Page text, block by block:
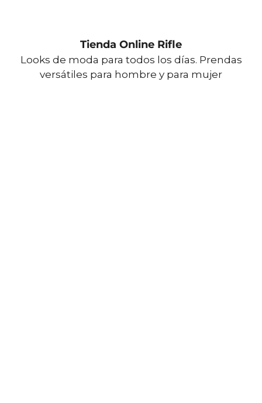
Tienda Online Rifle
Looks de moda para todos los días. Prendas
versátiles para hombre y para mujer